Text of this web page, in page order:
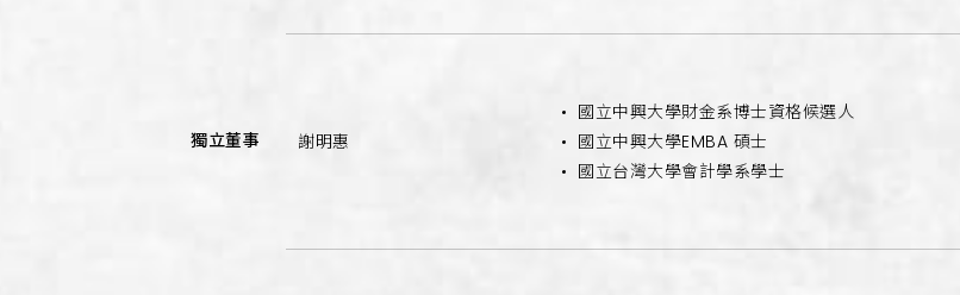
獨立董事 謝明惠
國立中興大學財金系博士資格候選人
國立中興大學EMBA 碩士
國立台灣大學會計學系學士